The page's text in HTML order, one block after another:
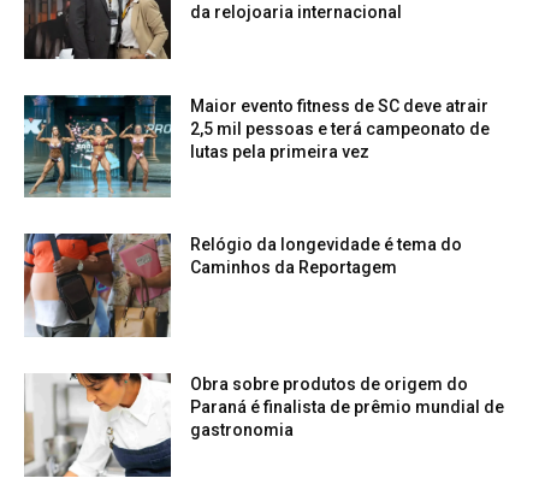
da relojoaria internacional
Maior evento fitness de SC deve atrair
2,5 mil pessoas e terá campeonato de
lutas pela primeira vez
Relógio da longevidade é tema do
Caminhos da Reportagem
Obra sobre produtos de origem do
Paraná é finalista de prêmio mundial de
gastronomia